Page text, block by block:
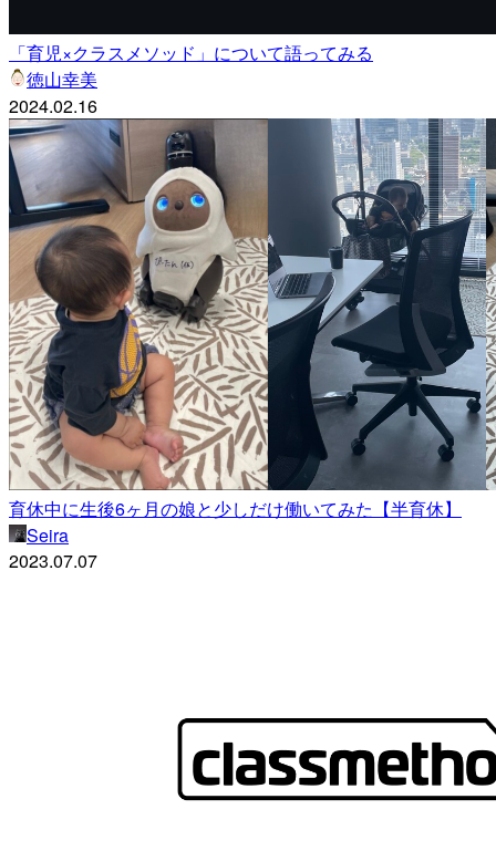
「育児×クラスメソッド」について語ってみる
徳山幸美
2024.02.16
育休中に生後6ヶ月の娘と少しだけ働いてみた【半育休】
Seira
2023.07.07